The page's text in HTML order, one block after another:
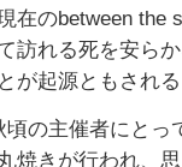
在のbetween the
訪れる死を安ら
が起源ともされ
の主催者にとっ
焼きが行われ、